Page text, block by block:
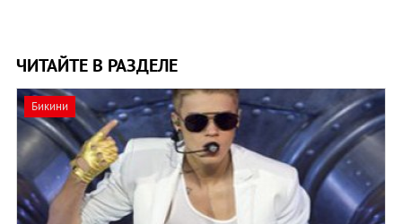
ЧИТАЙТЕ В РАЗДЕЛЕ
Бикини